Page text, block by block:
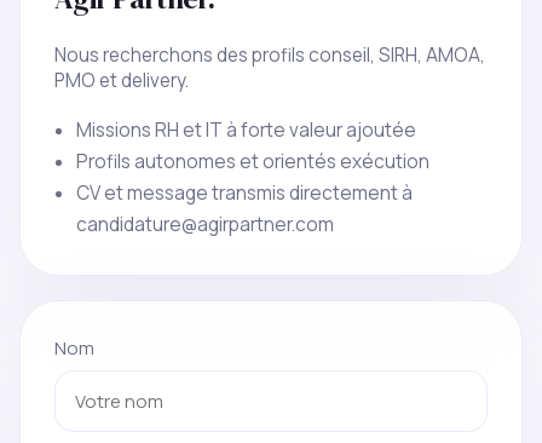
Nous recherchons des profils conseil, SIRH, AMOA,
PMO et delivery.
Missions RH et IT à forte valeur ajoutée
Profils autonomes et orientés exécution
CV et message transmis directement à
candidature@agirpartner.com
Nom